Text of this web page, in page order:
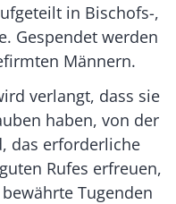
in Bischofs-,
Gespendet werden
Männern.
verlangt, dass sie
haben, von der
das erforderliche
Rufes erfreuen,
Tugenden